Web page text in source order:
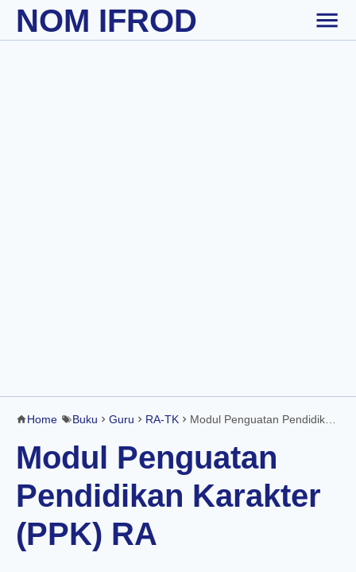
Skip to main content
NOM IFROD
Home Buku Guru RA-TK Modul Penguatan Pendidikan Karakter (PPK) RA
Modul Penguatan
Pendidikan Karakter
(PPK) RA